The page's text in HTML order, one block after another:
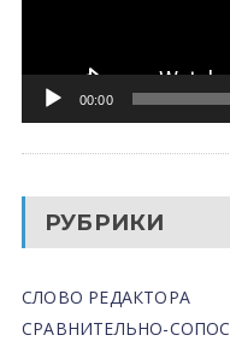
00:00
РУБРИКИ
СЛОВО РЕДАКТОРА
СРАВНИТЕЛЬНО-